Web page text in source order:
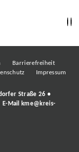
Barrierefreiheit
Impressum
Straße 26 •
E-Mail
kme@kreis-